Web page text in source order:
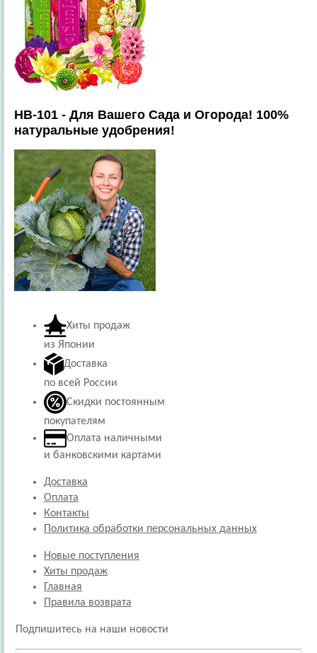
HB-101 - Для Вашего Сада и Огорода! 100%
натуральные удобрения!
Хиты продаж
из Японии
Доставка
по всей России
Скидки постоянным
покупателям
Оплата наличными
и банковскими картами
Доставка
Оплата
Контакты
Политика обработки персональных данных
Новые поступления
Хиты продаж
Главная
Правила возврата
Подпишитесь на наши новости